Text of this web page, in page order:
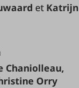
et Katrijn
Chaniolleau,
Orry